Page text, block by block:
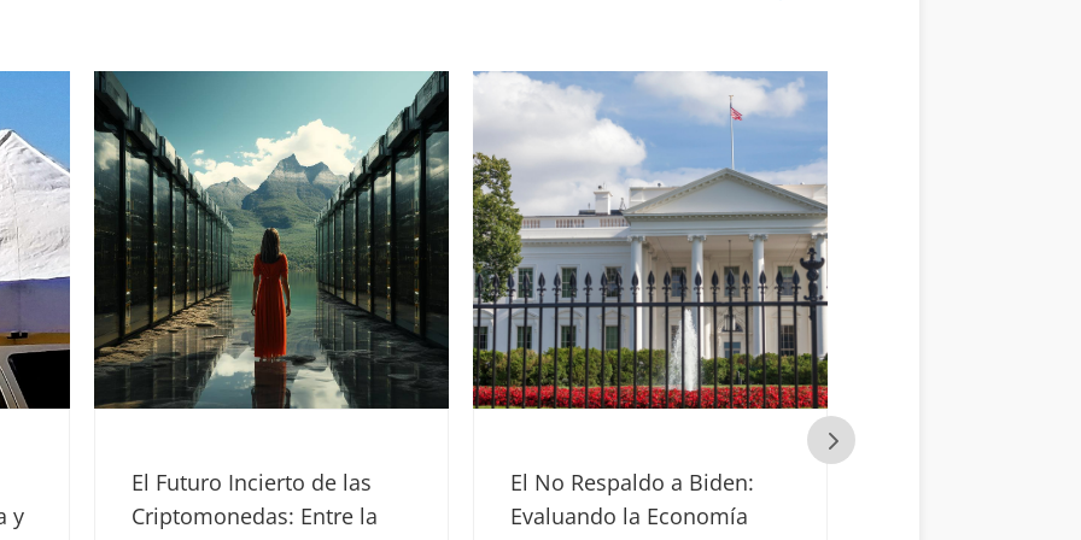
El No Respaldo a Biden:
Evaluando la Economía
Madagascar: Un Escenario
Político en Constante